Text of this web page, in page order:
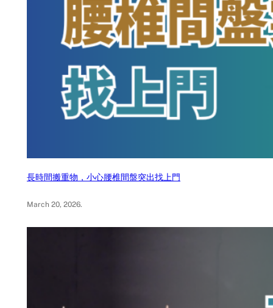
長時間搬重物，小心腰椎間盤突出找上門
March 20, 2026.